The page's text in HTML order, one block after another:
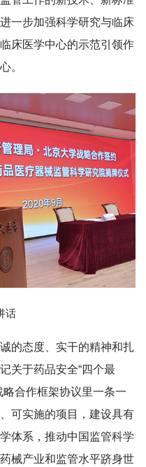
一步加强科学研究与临床
床医学中心的示范引领作
。
话
的态度、实干的精神和扎
关于药品安全“四个最
合作框架协议里一条一
可实施的项目，建设具有
体系，推动中国监管科学
械产业和监管水平跻身世